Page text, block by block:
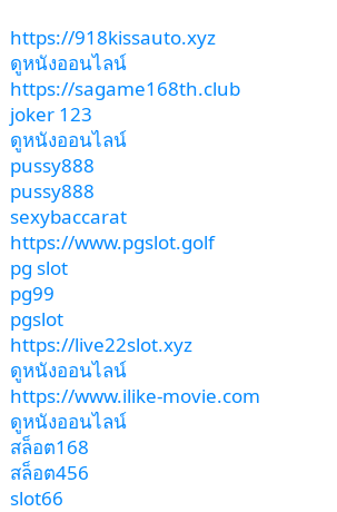
https://918kissauto.xyz
ดูหนังออนไลน์
https://sagame168th.club
joker 123
ดูหนังออนไลน์
pussy888
pussy888
sexybaccarat
https://www.pgslot.golf
pg slot
pg99
pgslot
https://live22slot.xyz
ดูหนังออนไลน์
https://www.ilike-movie.com
ดูหนังออนไลน์
สล็อต168
สล็อต456
slot66